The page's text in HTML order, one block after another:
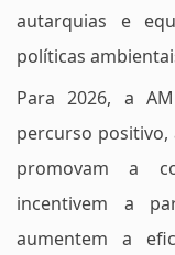
autarquias e
políticas
Para 2026, a
percurso
promovam a
incentivem a
aumentem a